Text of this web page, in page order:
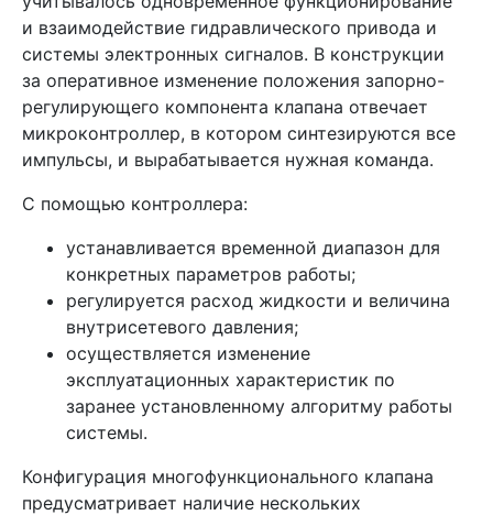
и взаимодействие гидравлического привода и
системы электронных сигналов. В конструкции
за оперативное изменение положения запорно-
регулирующего компонента клапана отвечает
микроконтроллер, в котором синтезируются все
импульсы, и вырабатывается нужная команда.
С помощью контроллера:
устанавливается временной диапазон для
конкретных параметров работы;
регулируется расход жидкости и величина
внутрисетевого давления;
осуществляется изменение
эксплуатационных характеристик по
заранее установленному алгоритму работы
системы.
Конфигурация многофункционального клапана
предусматривает наличие нескольких